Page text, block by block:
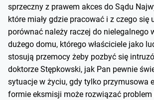
sprzeczny z prawem akces do Sądu
które miały gdzie pracować i z czego się
porównać należy raczej do nielegalnego
dużego domu, którego właściciele jako
stosują przemocy żeby pozbyć się
doktorze Stępkowski, jak Pan pewnie
sytuacje w życiu, gdy tylko przymusowa
formie eksmisji może rozwiązać